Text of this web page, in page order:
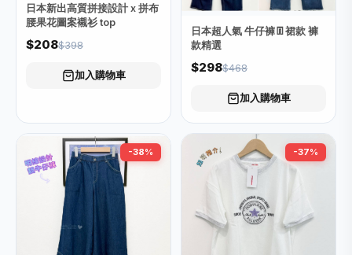
日本新出高質拼接設計 x 拼布
腰果花圖案襯衫 top
$208$398
加入購物車
日本超人氣 牛仔褲👖裙款 褲
款精選
$298$468
加入購物車
-38% -37%